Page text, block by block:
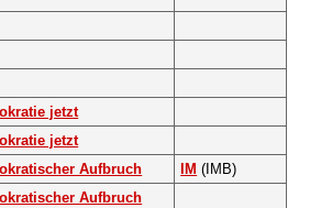
jetzt
jetzt
Aufbruch IM (IMB)
Aufbruch